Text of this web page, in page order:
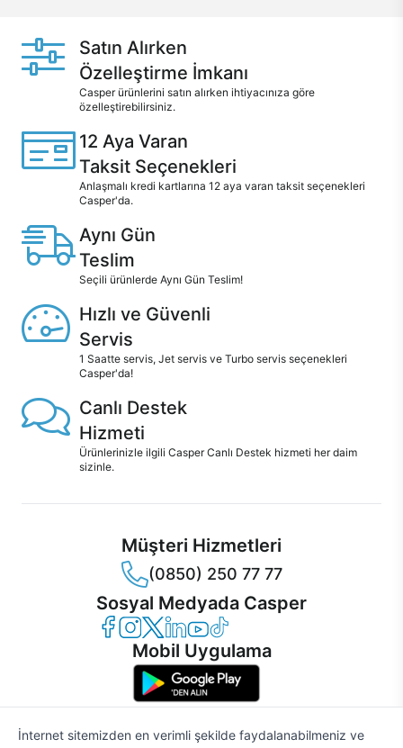
Satın Alırken
Özelleştirme İmkanı
Casper ürünlerini satın alırken ihtiyacınıza göre
özelleştirebilirsiniz.
12 Aya Varan
Taksit Seçenekleri
Anlaşmalı kredi kartlarına 12 aya varan taksit seçenekleri
Casper'da.
Aynı Gün
Teslim
Seçili ürünlerde Aynı Gün Teslim!
Hızlı ve Güvenli
Servis
1 Saatte servis, Jet servis ve Turbo servis seçenekleri
Casper'da!
Canlı Destek
Hizmeti
Ürünlerinizle ilgili Casper Canlı Destek hizmeti her daim
sizinle.
Müşteri Hizmetleri
(0850) 250 77 77
Sosyal Medyada Casper
Casper Facebook
Casper Instagram
Casper Twitter
Casper LinkedIn
Casper YouTube
Casper TikTok
Mobil Uygulama
İnternet sitemizden en verimli şekilde faydalanabilmeniz ve